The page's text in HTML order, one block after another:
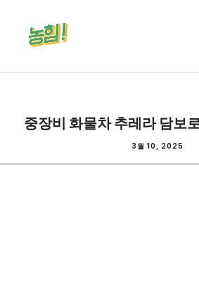
content
중장비 화물차 추레라 담보
3월 10, 2025